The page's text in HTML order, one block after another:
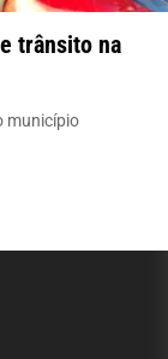
trânsito na
município